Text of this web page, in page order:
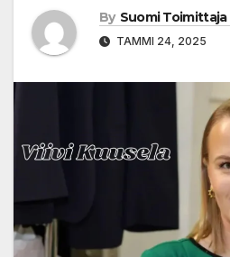
By Suomi Toimittaja
TAMMI 24, 2025